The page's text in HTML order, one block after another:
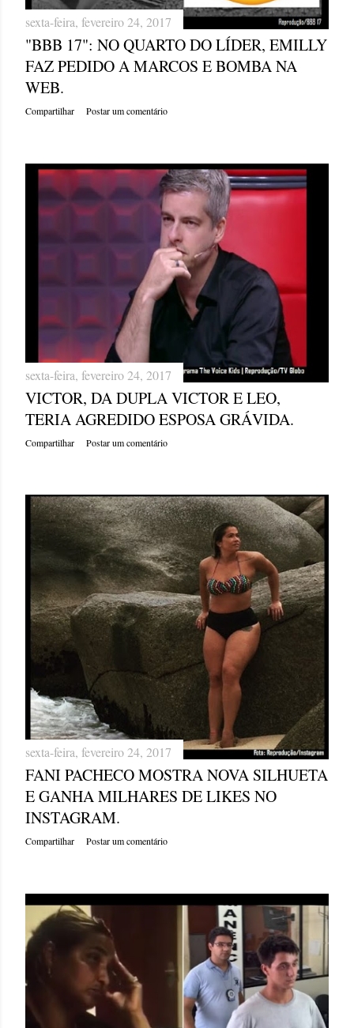
sexta-feira, fevereiro 24, 2017
"BBB 17": NO QUARTO DO LÍDER, EMILLY
FAZ PEDIDO A MARCOS E BOMBA NA
WEB.
Compartilhar Postar um comentário
sexta-feira, fevereiro 24, 2017
VICTOR, DA DUPLA VICTOR E LEO,
TERIA AGREDIDO ESPOSA GRÁVIDA.
Compartilhar Postar um comentário
sexta-feira, fevereiro 24, 2017
FANI PACHECO MOSTRA NOVA SILHUETA
E GANHA MILHARES DE LIKES NO
INSTAGRAM.
Compartilhar Postar um comentário